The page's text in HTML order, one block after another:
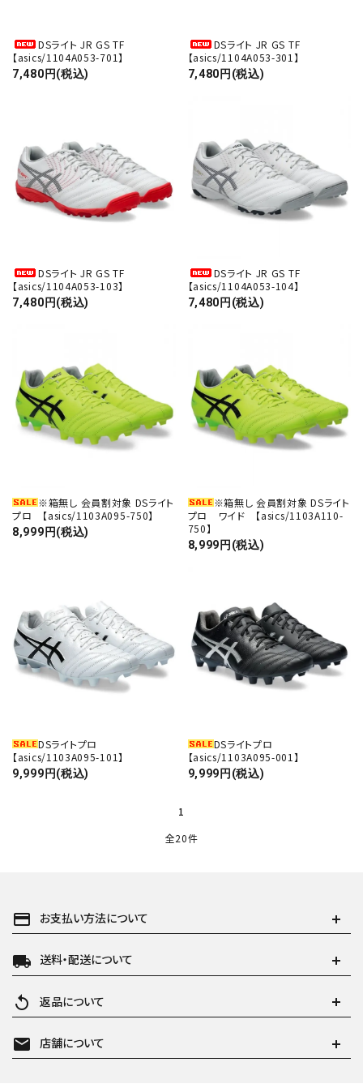
DSライト JR GS TF
【asics/1104A053-701】
7,480円(税込)
DSライト JR GS TF
【asics/1104A053-301】
7,480円(税込)
DSライト JR GS TF
【asics/1104A053-103】
7,480円(税込)
DSライト JR GS TF
【asics/1104A053-104】
7,480円(税込)
※箱無し 会員割対象 DSライト
プロ 【asics/1103A095-750】
8,999円(税込)
※箱無し 会員割対象 DSライト
プロ ワイド 【asics/1103A110-
750】
8,999円(税込)
DSライトプロ
【asics/1103A095-101】
9,999円(税込)
DSライトプロ
【asics/1103A095-001】
9,999円(税込)
1
全20件
payment お支払い方法について
local_shipping 送料・配送について
replay 返品について
mail 店舗について